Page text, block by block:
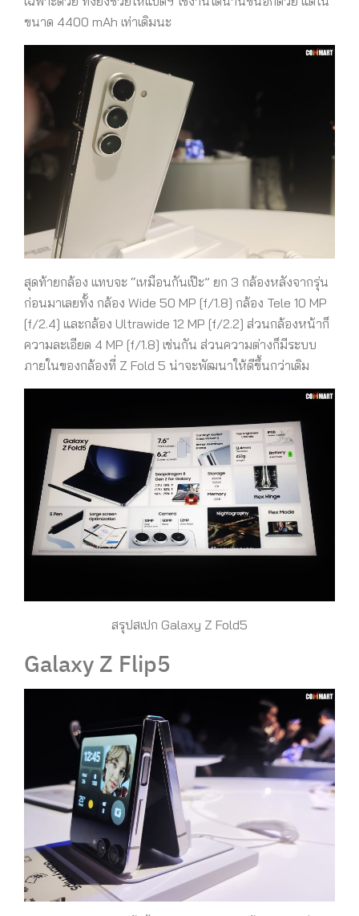
ขนาด 4400 mAh เท่าเดิมนะ
สุดท้ายกล้อง แทบจะ “เหมือนกันเป๊ะ” ยก 3 กล้องหลังจากรุ่น
ก่อนมาเลยทั้ง กล้อง Wide 50 MP [f/1.8] กล้อง Tele 10 MP
[f/2.4] และกล้อง Ultrawide 12 MP [f/2.2] ส่วนกล้องหน้าก็
ความละเอียด 4 MP [f/1.8] เช่นกัน ส่วนความต่างก็มีระบบ
ภายในของกล้องที่ Z Fold 5 น่าจะพัฒนาให้ดีขึ้นกว่าเดิม
สรุปสเปก Galaxy Z Fold5
Galaxy Z Flip5